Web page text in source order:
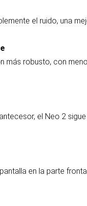
el ruido, una
más robusto, con
el Neo 2
en la parte